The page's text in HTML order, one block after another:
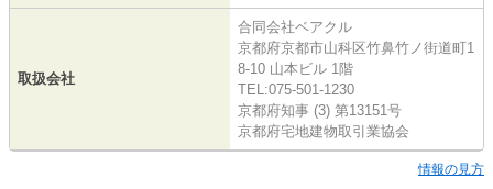
取扱会社
合同会社ベアクル
京都府京都市山科区竹鼻竹ノ街道町1
8-10 山本ビル 1階
TEL:075-501-1230
京都府知事 (3) 第13151号
京都府宅地建物取引業協会
情報の見方